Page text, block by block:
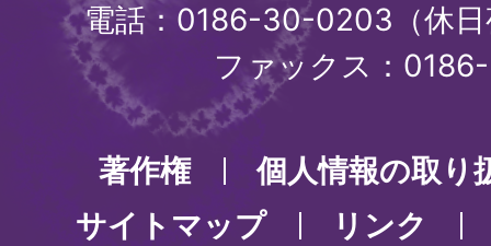
電話：0186-30-0203（休
ファックス：
著作権
個人情報の取り
サイトマップ
リンク